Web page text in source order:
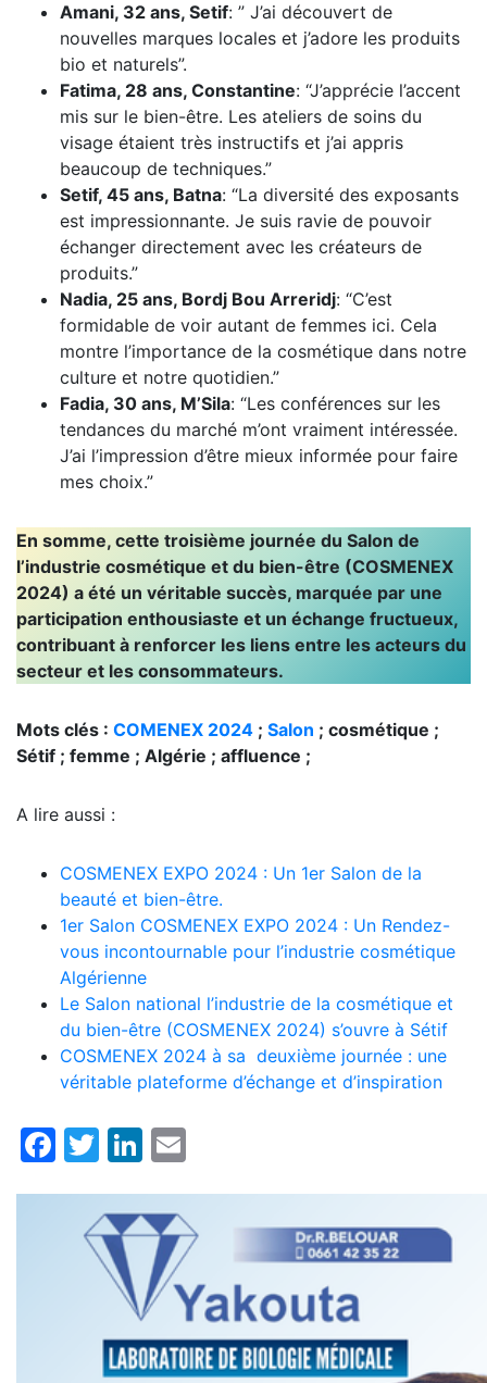
Amani, 32 ans, Setif: ” J’ai découvert de
nouvelles marques locales et j’adore les produits
bio et naturels”.
Fatima, 28 ans, Constantine: “J’apprécie l’accent
mis sur le bien-être. Les ateliers de soins du
visage étaient très instructifs et j’ai appris
beaucoup de techniques.”
Setif, 45 ans, Batna: “La diversité des exposants
est impressionnante. Je suis ravie de pouvoir
échanger directement avec les créateurs de
produits.”
Nadia, 25 ans, Bordj Bou Arreridj: “C’est
formidable de voir autant de femmes ici. Cela
montre l’importance de la cosmétique dans notre
culture et notre quotidien.”
Fadia, 30 ans, M’Sila: “Les conférences sur les
tendances du marché m’ont vraiment intéressée.
J’ai l’impression d’être mieux informée pour faire
mes choix.”
En somme, cette troisième journée du Salon de
l’industrie cosmétique et du bien-être (COSMENEX
2024) a été un véritable succès, marquée par une
participation enthousiaste et un échange fructueux,
contribuant à renforcer les liens entre les acteurs du
secteur et les consommateurs.
Mots clés : COMENEX 2024 ; Salon ; cosmétique ;
Sétif ; femme ; Algérie ; affluence ;
A lire aussi :
COSMENEX EXPO 2024 : Un 1er Salon de la
beauté et bien-être.
1er Salon COSMENEX EXPO 2024 : Un Rendez-
vous incontournable pour l’industrie cosmétique
Algérienne
Le Salon national l’industrie de la cosmétique et
du bien-être (COSMENEX 2024) s’ouvre à Sétif
COSMENEX 2024 à sa deuxième journée : une
véritable plateforme d’échange et d’inspiration
Facebook
TwitterLinkedIn